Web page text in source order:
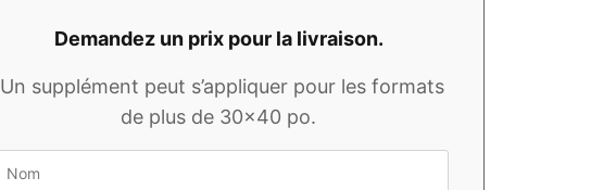
Demandez un prix pour la livraison.
Un supplément peut s’appliquer pour les formats
de plus de 30x40 po.